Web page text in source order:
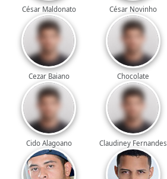
César Maldonato César Novinho
Cezar Baiano Chocolate
Cido Alagoano Claudiney Fernandes